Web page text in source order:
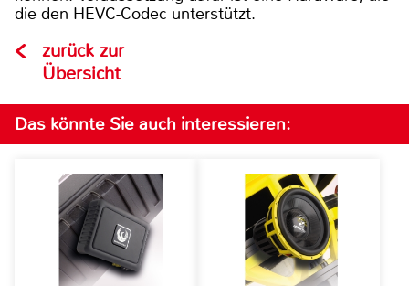
die den HEVC-Codec unterstützt.
zurück zur
Übersicht
Das könnte Sie auch interessieren: